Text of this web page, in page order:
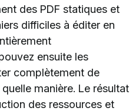
des PDF statiques et
difficiles à éditer en
ensuite les
complètement de
manière. Le résultat
des ressources et